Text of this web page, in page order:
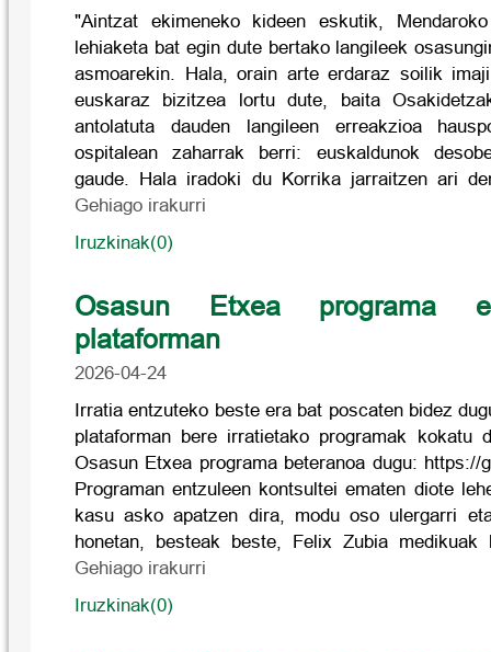
"Aintzat ekimeneko kideen eskutik,
lehiaketa bat egin dute bertako langileek
asmoarekin. Hala, orain arte erdaraz soilik
euskaraz bizitzea lortu dute, baita
antolatuta dauden langileen erreakzioa
ospitalean zaharrak berri: euskaldunok
gaude. Hala iradoki du Korrika jarraitzen ari
Gehiago irakurri
Iruzkinak(0)
Osasun Etxea programa
plataforman
2026-04-24
Irratia entzuteko beste era bat poscaten bidez
plataforman bere irratietako programak kokatu
Osasun Etxea programa beteranoa dugu: https://
Programan entzuleen kontsultei ematen diote
kasu asko apatzen dira, modu oso ulergarri
honetan, besteak beste, Felix Zubia
Gehiago irakurri
Iruzkinak(0)